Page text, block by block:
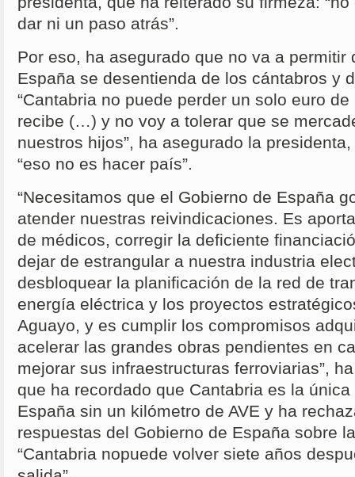
dar ni un paso atrás”.
Por eso, ha asegurado que no va a permitir
España se desentienda de los cántabros y
“Cantabria no puede perder un solo euro
recibe (…) y no voy a tolerar que se
nuestros hijos”, ha asegurado la
“eso no es hacer país”.
“Necesitamos que el Gobierno de España
atender nuestras reivindicaciones. Es
de médicos, corregir la deficiente
dejar de estrangular a nuestra industria
desbloquear la planificación de la red de
energía eléctrica y los proyectos
Aguayo, y es cumplir los compromisos
acelerar las grandes obras pendientes en
mejorar sus infraestructuras ferroviarias”,
que ha recordado que Cantabria es la
España sin un kilómetro de AVE y ha
respuestas del Gobierno de España sobre
“Cantabria nopuede volver siete años